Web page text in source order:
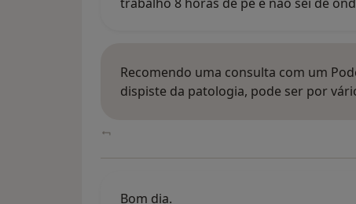
Recomendo uma consulta com um
dispiste da patologia, pode ser por
Bom dia.